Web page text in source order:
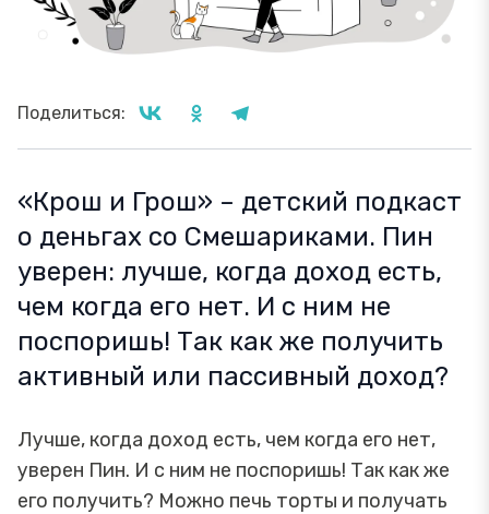
Поделиться:
«Крош и Грош» – детский подкаст
о деньгах со Смешариками. Пин
уверен: лучше, когда доход есть,
чем когда его нет. И с ним не
поспоришь! Так как же получить
активный или пассивный доход?
Лучше, когда доход есть, чем когда его нет,
уверен Пин. И с ним не поспоришь! Так как же
его получить? Можно печь торты и получать